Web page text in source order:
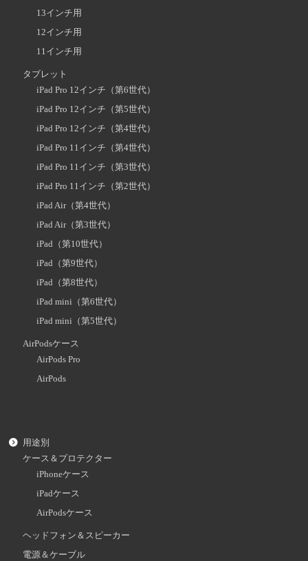
13インチ用
12インチ用
11インチ用
タブレット
iPad Pro 12インチ（第6世代）
iPad Pro 12インチ（第5世代）
iPad Pro 12インチ（第4世代）
iPad Pro 11インチ（第4世代）
iPad Pro 11インチ（第3世代）
iPad Pro 11インチ（第2世代）
iPad Air（第4世代）
iPad Air（第3世代）
iPad（第10世代）
iPad（第9世代）
iPad（第8世代）
iPad mini（第6世代）
iPad mini（第5世代）
AirPodsケース
AirPods Pro
AirPods
用途別
ケース＆プロテクター
iPhoneケース
iPadケース
AirPodsケース
ヘッドフォン＆スピーカー
電源＆ケーブル